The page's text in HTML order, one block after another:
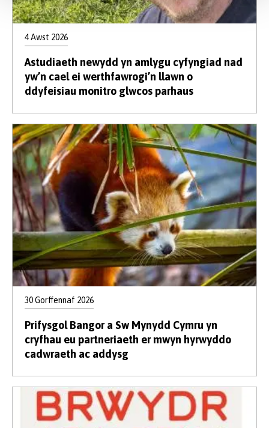
4 Awst 2026
Astudiaeth newydd yn amlygu cyfyngiad nad
yw’n cael ei werthfawrogi’n llawn o
ddyfeisiau monitro glwcos parhaus
30 Gorffennaf 2026
Prifysgol Bangor a Sw Mynydd Cymru yn
cryfhau eu partneriaeth er mwyn hyrwyddo
cadwraeth ac addysg